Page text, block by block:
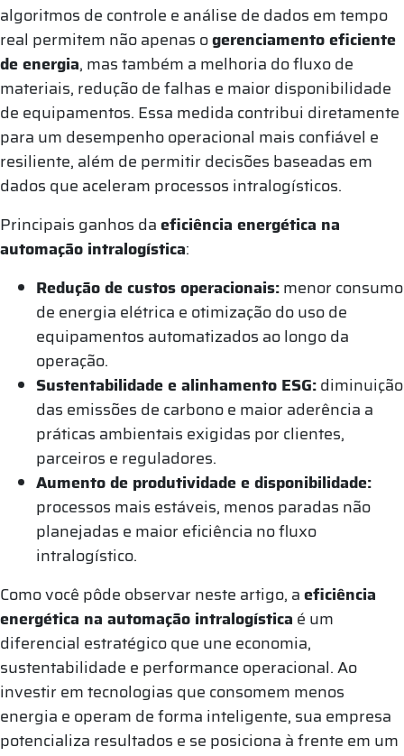
algoritmos de controle e análise de dados em tempo
real permitem não apenas ogerenciamento eficiente
de energia, mas também a melhoria do fluxo de
materiais, redução de falhas e maior disponibilidade
de equipamentos. Essa medida contribui diretamente
para um desempenho operacional mais confiável e
resiliente, além de permitir decisões baseadas em
dados que aceleram processos intralogísticos.
Principais ganhos daeficiência energética na
automação intralogística:
Redução de custos operacionais:menor consumo
de energia elétrica e otimização do uso de
equipamentos automatizados ao longo da
operação.
Sustentabilidade e alinhamento ESG:diminuição
das emissões de carbono e maior aderência a
práticas ambientais exigidas por clientes,
parceiros e reguladores.
Aumento de produtividade e disponibilidade:
processos mais estáveis, menos paradas não
planejadas e maior eficiência no fluxo
intralogístico.
Como você pôde observar neste artigo, aeficiência
energética na automação intralogística é um
diferencial estratégico que une economia,
sustentabilidade e performance operacional. Ao
investir em tecnologias que consomem menos
energia e operam de forma inteligente, sua empresa
potencializa resultados e se posiciona à frente em um